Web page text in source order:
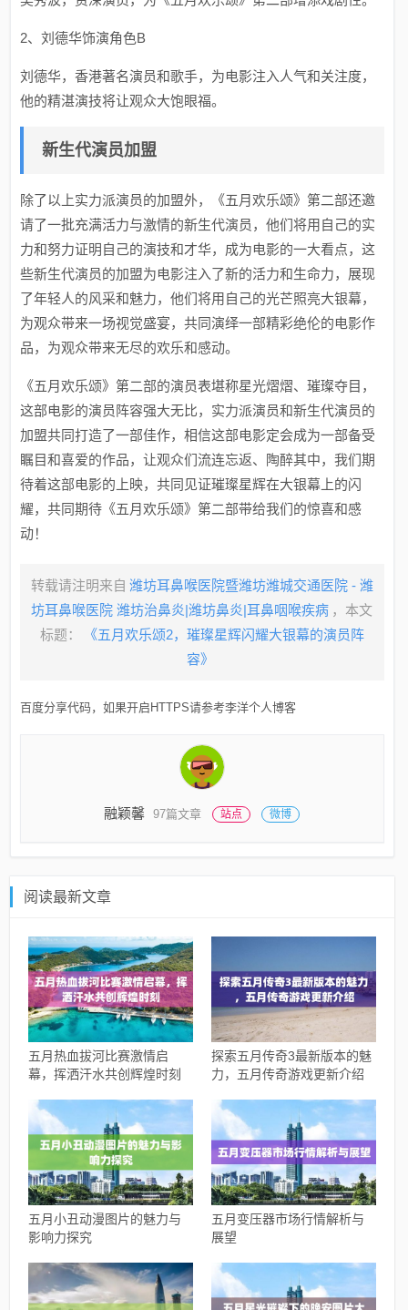
2、刘德华饰演角色B
刘德华，香港著名演员和歌手，为电影注入人气和关注度，
他的精湛演技将让观众大饱眼福。
新生代演员加盟
除了以上实力派演员的加盟外，《五月欢乐颂》第二部还邀
请了一批充满活力与激情的新生代演员，他们将用自己的实
力和努力证明自己的演技和才华，成为电影的一大看点，这
些新生代演员的加盟为电影注入了新的活力和生命力，展现
了年轻人的风采和魅力，他们将用自己的光芒照亮大银幕，
为观众带来一场视觉盛宴，共同演绎一部精彩绝伦的电影作
品，为观众带来无尽的欢乐和感动。
《五月欢乐颂》第二部的演员表堪称星光熠熠、璀璨夺目，
这部电影的演员阵容强大无比，实力派演员和新生代演员的
加盟共同打造了一部佳作，相信这部电影定会成为一部备受
瞩目和喜爱的作品，让观众们流连忘返、陶醉其中，我们期
待着这部电影的上映，共同见证璀璨星辉在大银幕上的闪
耀，共同期待《五月欢乐颂》第二部带给我们的惊喜和感
动！
转载请注明来自 潍坊耳鼻喉医院暨潍坊潍城交通医院 - 潍
坊耳鼻喉医院 潍坊治鼻炎|潍坊鼻炎|耳鼻咽喉疾病 ，本文
标题：
《五月欢乐颂2，璀璨星辉闪耀大银幕的演员阵
容》
百度分享代码，如果开启HTTPS请参考李洋个人博客
融颖馨 97篇文章 站点 微博
阅读最新文章
五月热血拔河比赛激情启
幕，挥洒汗水共创辉煌时刻
探索五月传奇3最新版本的魅
力，五月传奇游戏更新介绍
五月小丑动漫图片的魅力与
影响力探究
五月变压器市场行情解析与
展望